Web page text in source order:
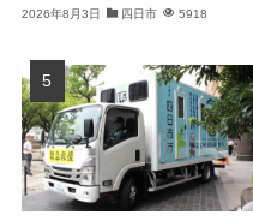
2026年8月3日 四日市 5918